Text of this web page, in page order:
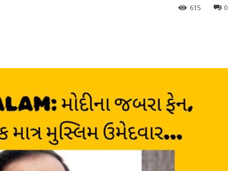
0
615